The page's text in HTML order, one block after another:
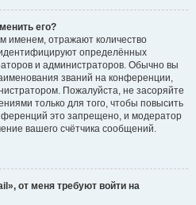
его?
именем, отражают количество
определённых
и администраторов. Обычно вы
званий на конференции,
Пожалуйста, не засоряйте
только для того, чтобы повысить
это запрещено, и модератор
вашего счётчика сообщений.
от меня требуют войти на